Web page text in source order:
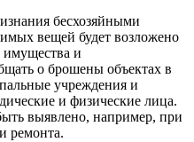
бесхозяйными
вещей будет возложено
имущества и
о брошены объектах в
учреждения и
и физические лица.
выявлено, например, при
ремонта.